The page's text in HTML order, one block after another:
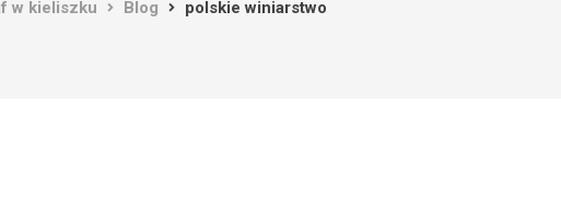
w kieliszku Blog polskie winiarstwo